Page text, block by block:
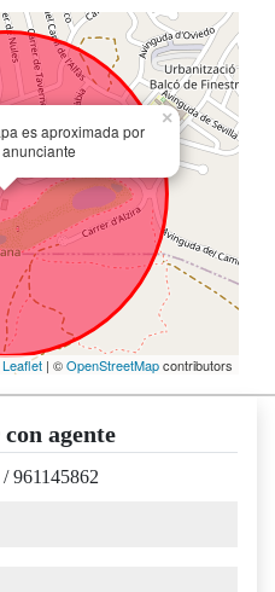
es aproximada por
×
Leaflet | ©OpenStreetMapcontributors
agente
/961145862